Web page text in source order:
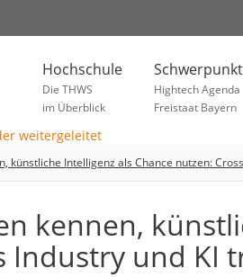
Hochschule
Die THWS
im Überblick
Hightech Agenda
Freistaat Bayern
künstliche Intelligenz als Chance nutzen:
kennen,
Industry und KI